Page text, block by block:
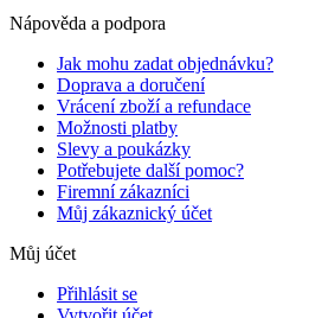
Nápověda a podpora
Jak mohu zadat objednávku?
Doprava a doručení
Vrácení zboží a refundace
Možnosti platby
Slevy a poukázky
Potřebujete další pomoc?
Firemní zákazníci
Můj zákaznický účet
Můj účet
Přihlásit se